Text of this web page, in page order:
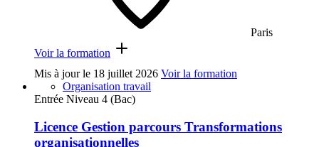
Paris
Voir la formation
Mis à jour le 18 juillet 2026 Voir la formation
Organisation travail
Entrée Niveau 4 (Bac)
Licence Gestion parcours Transformations
organisationnelles